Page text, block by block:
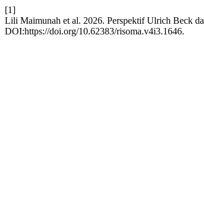
[1]
Lili Maimunah et al. 2026. Perspektif Ulrich Beck
DOI:https://doi.org/10.62383/risoma.v4i3.1646.